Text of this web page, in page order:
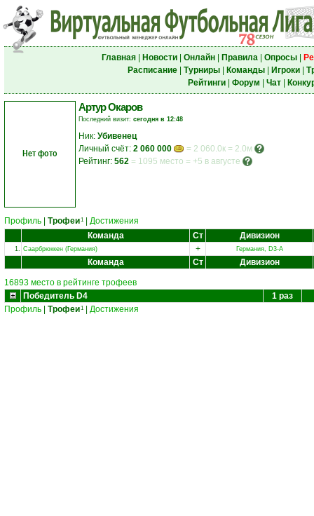
Главная| Новости| Онлайн| Правила| Опросы|
Расписание| Турниры| Команды| Игроки|
Рейтинги| Форум Чат|
Нет фото
Артур Окаров
Последний визит: сегодня в 12:48
Ник: Убивенец
Личный счёт: 2 060 000
= 2 060.0к = 2.0м
Рейтинг: 562 = 1095 место = +5 в августе
Профиль Трофеи1
Достижения
Команда
Ст Дивизион
1. Саарбрюккен (Германия) + Германия, D3-A
Команда Ст Дивизион
16893 место в рейтинге трофеев
Победитель D4
1 раз
Профиль
Трофеи1 Достижения